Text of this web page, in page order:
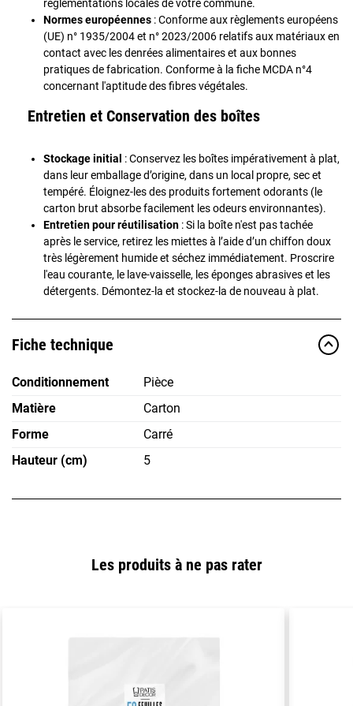
réglementations locales de votre commune.
Normes européennes : Conforme aux règlements européens
(UE) n° 1935/2004 et n° 2023/2006 relatifs aux matériaux en
contact avec les denrées alimentaires et aux bonnes
pratiques de fabrication. Conforme à la fiche MCDA n°4
concernant l'aptitude des fibres végétales.
Entretien et Conservation des boîtes
Stockage initial : Conservez les boîtes impérativement à plat,
dans leur emballage d’origine, dans un local propre, sec et
tempéré. Éloignez-les des produits fortement odorants (le
carton brut absorbe facilement les odeurs environnantes).
Entretien pour réutilisation : Si la boîte n'est pas tachée
après le service, retirez les miettes à l’aide d’un chiffon doux
très légèrement humide et séchez immédiatement. Proscrire
l'eau courante, le lave-vaisselle, les éponges abrasives et les
détergents. Démontez-la et stockez-la de nouveau à plat.
Fiche technique
Conditionnement
Pièce
Matière
Carton
Forme
Carré
Hauteur (cm)
5
Les produits à ne pas rater